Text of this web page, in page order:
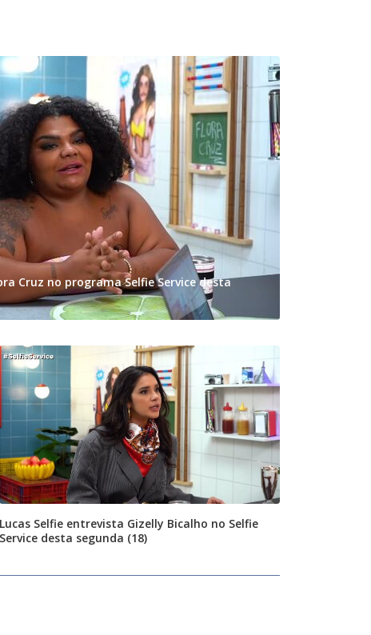
Cruz no programa Selfie Service desta
Lucas Selfie entrevista Gizelly Bicalho no Selfie
Service desta segunda (18)